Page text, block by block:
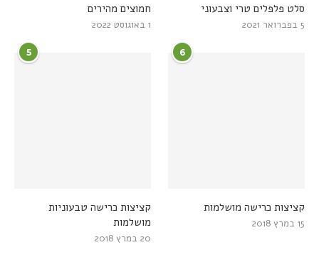
חמוצים מהירים
1 באוגוסט 2022
סלט פלפלים טרי וצבעוני
5 בפברואר 2021
5
קציצות כרישה טבעוניות
מושלמות
20 במרץ 2018
6
קציצות כרישה מושלמות
15 במרץ 2018